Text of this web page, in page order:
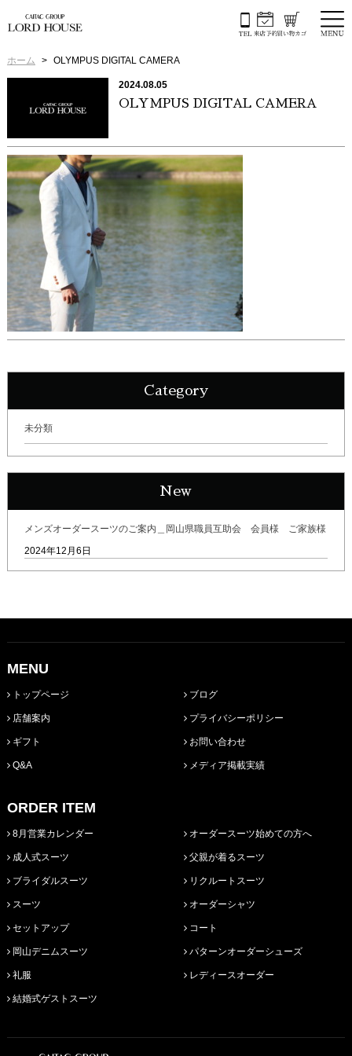
ホーム OLYMPUS DIGITAL CAMERA
2024.08.05
OLYMPUS DIGITAL CAMERA
Category
未分類
New
メンズオーダースーツのご案内＿岡山県職員互助会 会員様 ご家族様
2024年12月6日
MENU
トップページ
店舗案内
ギフト
Q&A
ブログ
プライバシーポリシー
お問い合わせ
メディア掲載実績
ORDER ITEM
8月営業カレンダー
成人式スーツ
ブライダルスーツ
スーツ
セットアップ
岡山デニムスーツ
礼服
結婚式ゲストスーツ
オーダースーツ始めての方へ
父親が着るスーツ
リクルートスーツ
オーダーシャツ
コート
パターンオーダーシューズ
レディースオーダー